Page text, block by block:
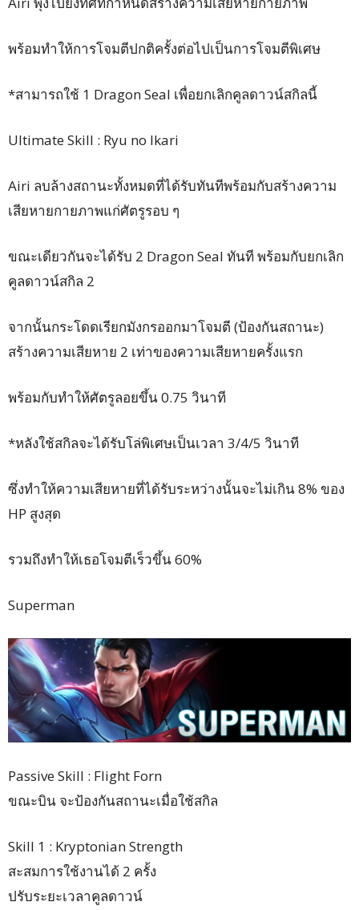
พร้อมทำให้การโจมตีปกติครั้งต่อไปเป็นการโจมตีพิเศษ
*สามารถใช้ 1 Dragon Seal เพื่อยกเลิกคูลดาวน์สกิลนี้
Ultimate Skill : Ryu no Ikari
Airi ลบล้างสถานะทั้งหมดที่ได้รับทันทีพร้อมกับสร้างความ
เสียหายกายภาพแก่ศัตรูรอบ ๆ
ขณะเดียวกันจะได้รับ 2 Dragon Seal ทันที พร้อมกับยกเลิก
คูลดาวน์สกิล 2
จากนั้นกระโดดเรียกมังกรออกมาโจมตี (ป้องกันสถานะ)
สร้างความเสียหาย 2 เท่าของความเสียหายครั้งแรก
พร้อมกับทำให้ศัตรูลอยขึ้น 0.75 วินาที
*หลังใช้สกิลจะได้รับโล่พิเศษเป็นเวลา 3/4/5 วินาที
ซึ่งทำให้ความเสียหายที่ได้รับระหว่างนั้นจะไม่เกิน 8% ของ
HP สูงสุด
รวมถึงทำให้เธอโจมตีเร็วขึ้น 60%
Superman
Passive Skill : Flight Forn
ขณะบิน จะป้องกันสถานะเมื่อใช้สกิล
Skill 1 : Kryptonian Strength
สะสมการใช้งานได้ 2 ครั้ง
ปรับระยะเวลาคูลดาวน์